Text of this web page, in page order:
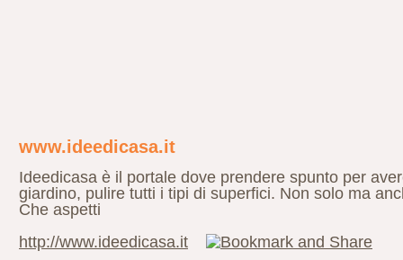
www.ideedicasa.it
Ideedicasa è il portale dove prendere spunto per
giardino, pulire tutti i tipi di superfici. Non solo ma
Che aspetti
http://www.ideedicasa.it